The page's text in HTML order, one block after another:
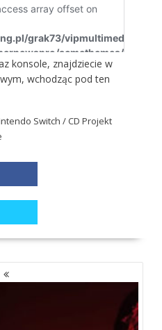
konsole, znajdziecie w
wchodząc pod ten
Switch / CD Projekt